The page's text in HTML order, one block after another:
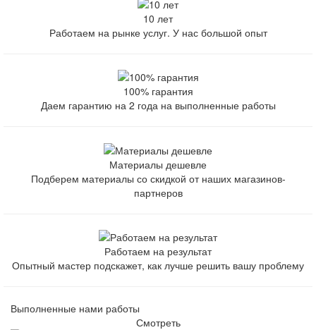
10 лет
Работаем на рынке услуг. У нас большой опыт
100% гарантия
Даем гарантию на 2 года на выполненные работы
Материалы дешевле
Подберем материалы со скидкой от наших магазинов-
партнеров
Работаем на результат
Опытный мастер подскажет, как лучше решить вашу проблему
Выполненные нами работы
Смотреть